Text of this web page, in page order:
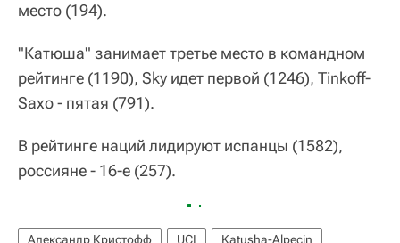
место (194).
"Катюша" занимает третье место в командном
рейтинге (1190), Sky идет первой (1246), Tinkoff-
Saxo - пятая (791).
В рейтинге наций лидируют испанцы (1582),
россияне - 16-е (257).
Александр Кристофф UCI Katusha-Alpecin